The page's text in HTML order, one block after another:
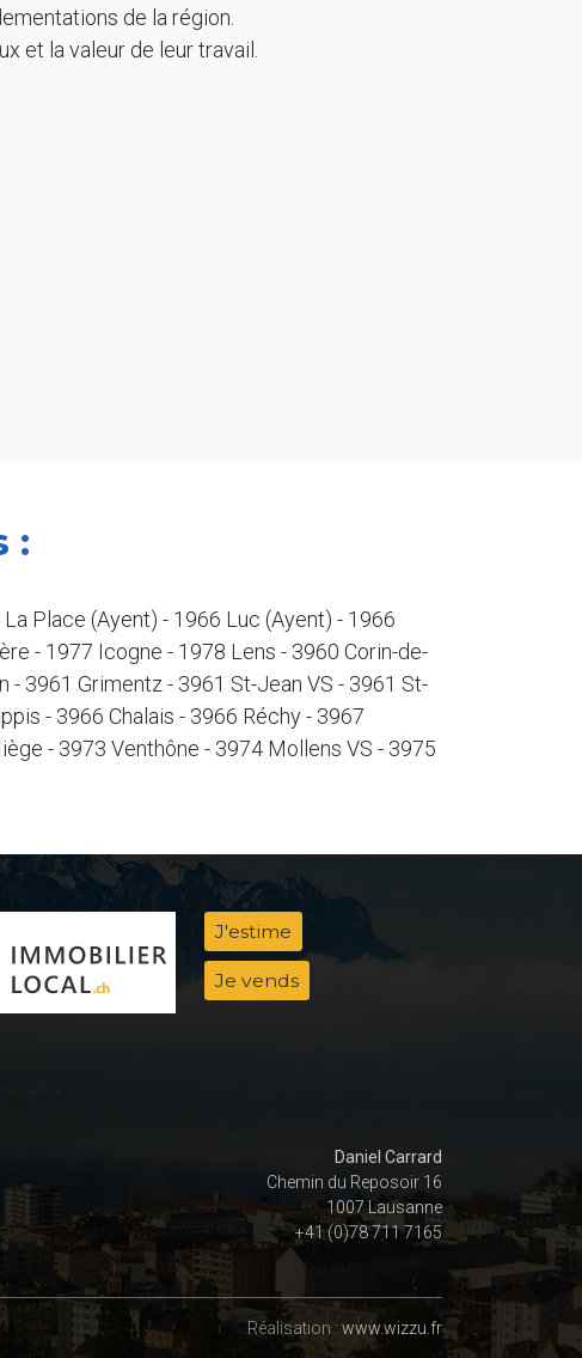
de la région.
et la valeur de leur travail.
:
Place (Ayent) - 1966 Luc (Ayent) - 1966
- 1977 Icogne - 1978 Lens - 3960 Corin-de-
3961 Grimentz - 3961 St-Jean VS - 3961 St-
- 3966 Chalais - 3966 Réchy - 3967
- 3973 Venthône - 3974 Mollens VS - 3975
J'estime
Je vends
Daniel Carrard
Chemin du Reposoir 16
1007 Lausanne
+41 (0)78 711 7165
Réalisation : www.wizzu.fr